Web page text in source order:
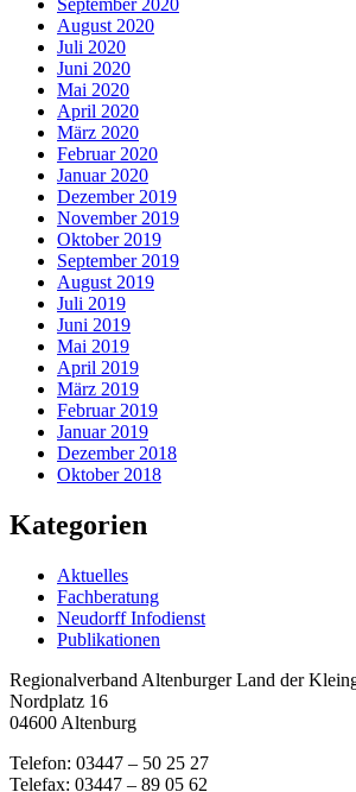
September 2020
August 2020
Juli 2020
Juni 2020
Mai 2020
April 2020
März 2020
Februar 2020
Januar 2020
Dezember 2019
November 2019
Oktober 2019
September 2019
August 2019
Juli 2019
Juni 2019
Mai 2019
April 2019
März 2019
Februar 2019
Januar 2019
Dezember 2018
Oktober 2018
Kategorien
Aktuelles
Fachberatung
Neudorff Infodienst
Publikationen
Regionalverband Altenburger Land der
Nordplatz 16
04600 Altenburg
Telefon: 03447 – 50 25 27
Telefax: 03447 – 89 05 62